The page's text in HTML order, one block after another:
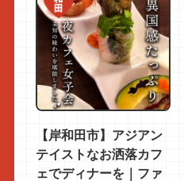
【岸和田市】アジアン
テイストなお洒落カフ
ェでディナーを｜ファ